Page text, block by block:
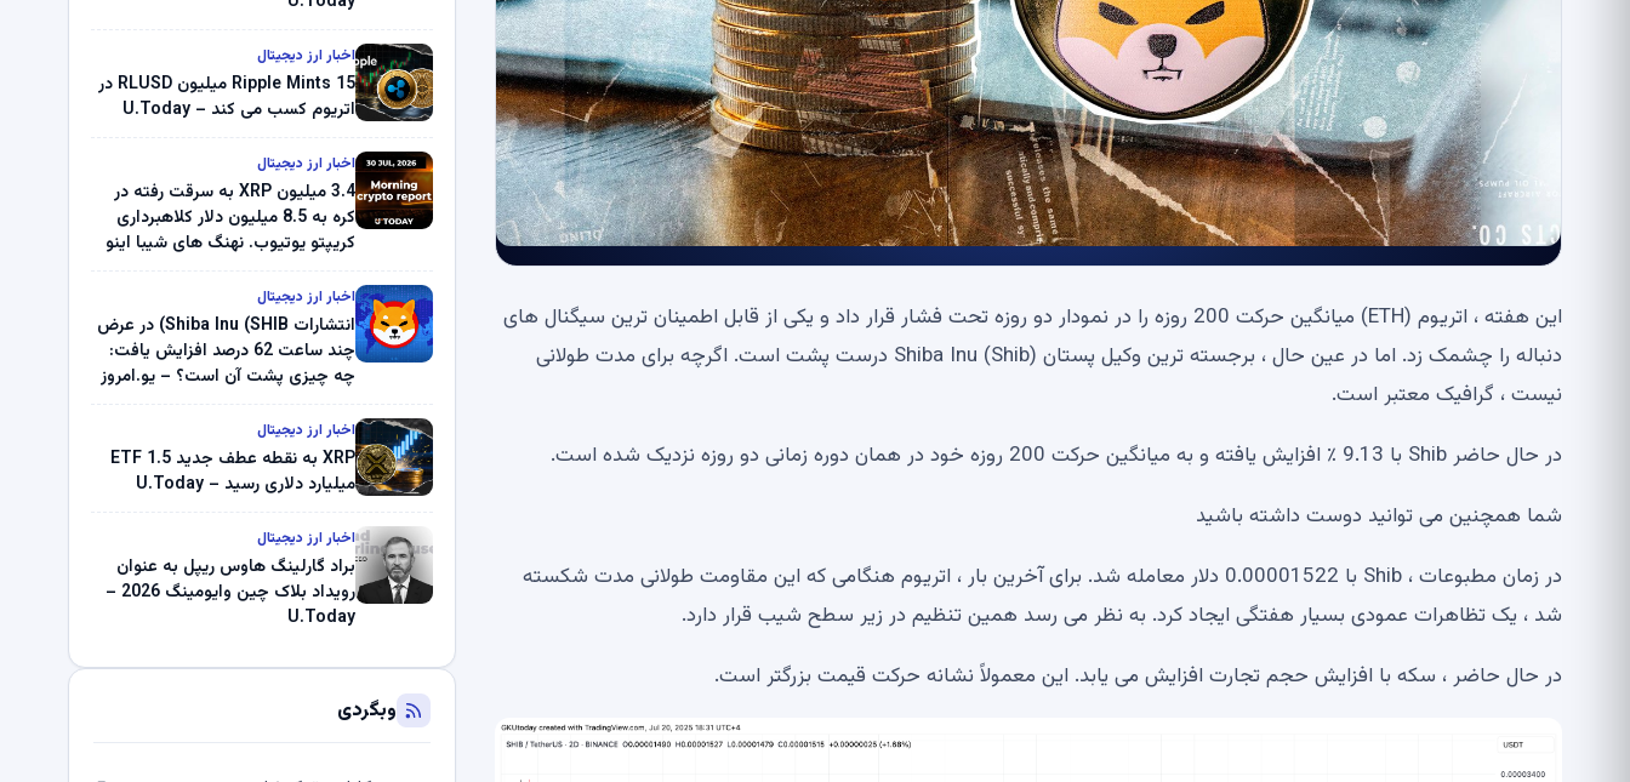
این هفته ، اتریوم (ETH) میانگین حرکت 200 روزه را در نمودار دو روزه تحت فشار قرار داد و یکی از قابل اطمینان ترین سیگنال های
دنباله را چشمک زد. اما در عین حال ، برجسته ترین وکیل پستان Shiba Inu (Shib) درست پشت است. اگرچه برای مدت طولانی
نیست ، گرافیک معتبر است.
در حال حاضر Shib با 9.13 ٪ افزایش یافته و به میانگین حرکت 200 روزه خود در همان دوره زمانی دو روزه نزدیک شده است.
شما همچنین می توانید دوست داشته باشید
در زمان مطبوعات ، Shib با 0.00001522 دلار معامله شد. برای آخرین بار ، اتریوم هنگامی که این مقاومت طولانی مدت شکسته
شد ، یک تظاهرات عمودی بسیار هفتگی ایجاد کرد. به نظر می رسد همین تنظیم در زیر سطح شیب قرار دارد.
در حال حاضر ، سکه با افزایش حجم تجارت افزایش می یابد. این معمولاً نشانه حرکت قیمت بزرگتر است.
اخبار ارز دیجیتال
Ripple Mints 15 میلیون RLUSD در
اتریوم کسب می کند – U.Today
اخبار ارز دیجیتال
3.4 میلیون XRP به سرقت رفته در
کره به 8.5 میلیون دلار کلاهبرداری
کریپتو یوتیوب. نهنگ های شیبا اینو
میلیون دلار U-Turn در بیت کوین را
ثبت کرد – گزارش کریپتو صبح –
U.Today
اخبار ارز دیجیتال
انتشارات Shiba Inu (SHIB) در عرض
چند ساعت 62 درصد افزایش یافت:
چه چیزی پشت آن است؟ – یو.امروز
اخبار ارز دیجیتال
XRP به نقطه عطف جدید ETF 1.5
میلیارد دلاری رسید – U.Today
اخبار ارز دیجیتال
براد گارلینگ هاوس ریپل به عنوان
رویداد بلاک چین وایومینگ 2026 –
U.Today
وبگردی